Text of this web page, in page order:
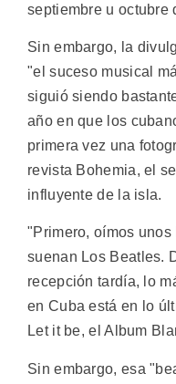
septiembre u octubre
Sin embargo, la
"el suceso musical
siguió siendo
año en que los
primera vez una
revista Bohemia, el
influyente de la isla.
"Primero, oímos
suenan Los Beatles.
recepción tardía, lo
en Cuba está en lo
Let it be, el Album
Sin embargo, esa